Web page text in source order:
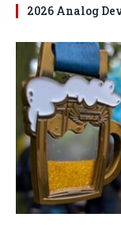
2026 Analog